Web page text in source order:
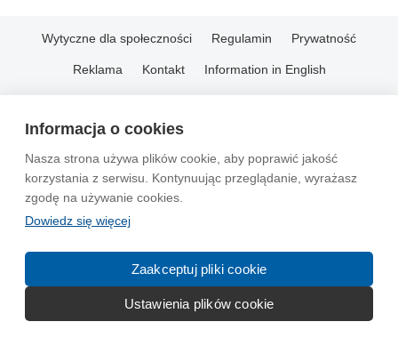
Informacja o cookies
Nasza strona używa plików cookie, aby poprawić jakość
korzystania z serwisu. Kontynuując przeglądanie, wyrażasz
zgodę na używanie cookies.
Dowiedz się więcej
Zaakceptuj pliki cookie
Ustawienia plików cookie
Wytyczne dla społeczności Regulamin Prywatność
Reklama Kontakt Information in English